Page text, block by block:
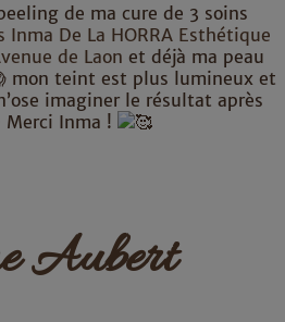
de ma cure de 3 soins
Inma De La HORRA Esthétique
de Laon et déjà ma peau
mon teint est plus lumineux et
imaginer le résultat après
Merci Inma !
Aubert